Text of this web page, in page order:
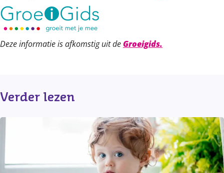
Deze informatie is afkomstig uit deGroeigids.
Verder lezen